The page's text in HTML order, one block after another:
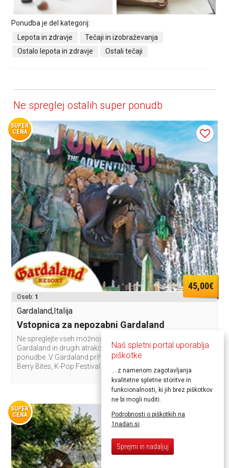
Ponudba je del kategorij:
Lepota in zdravje
Tečaji in izobraževanja
Ostalo lepota in zdravje
Ostali tečaji
Ne spreglej ostalih super ponudb
SUPER
CENA
45,00€
Oseb: 1
Gardaland,Italija
Vstopnica za nepozabni Gardaland
Ne spreglejte vseh možnosti obiska zabaviščnega parka
Gardaland in drugih atrakcij med dodatnimi možnostmi
ponudbe. V Gardaland prihajajo 3 top dogodki: Prezzemolo
Berry Bites, K-Pop Festival in Minecraft!
SUPER
CENA
Naš spletni portal uporablja
piškotke
... z namenom zagotavljanja
kvalitetne spletne storitve in
funkcionalnosti, ki jih brez piškotkov
ne bi mogli nuditi.
Podrobnosti o piškotkih na
1nadan.si
Sprejmi in nadaljuj